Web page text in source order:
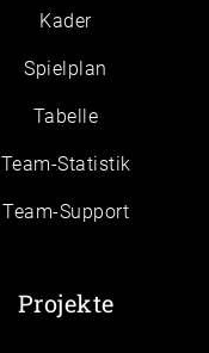
Kader
Spielplan
Tabelle
Team-Statistik
Team-Support
Projekte